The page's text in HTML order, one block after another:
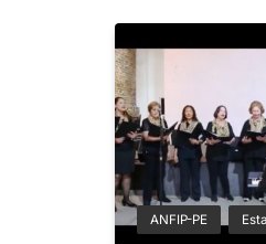
ANFIP-PE